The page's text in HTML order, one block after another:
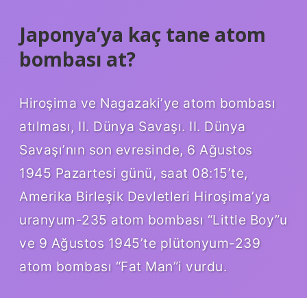
Japonya’ya kaç tane atom
bombası at?
Hiroşima ve Nagazaki’ye atom bombası
atılması, II. Dünya Savaşı. II. Dünya
Savaşı’nın son evresinde, 6 Ağustos
1945 Pazartesi günü, saat 08:15’te,
Amerika Birleşik Devletleri Hiroşima’ya
uranyum-235 atom bombası “Little Boy”u
ve 9 Ağustos 1945’te plütonyum-239
atom bombası “Fat Man”i vurdu.